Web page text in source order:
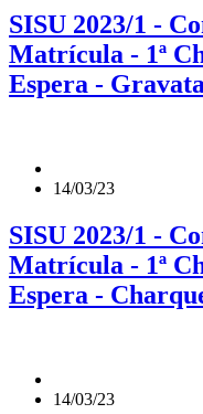
SISU 2023/1 -
Matrícula - 1ª
Espera -
14/03/23
SISU 2023/1 -
Matrícula - 1ª
Espera -
14/03/23